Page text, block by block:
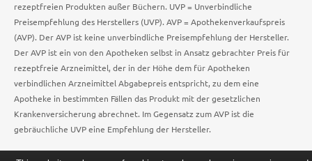
rezeptfreien Produkten außer Büchern. UVP = Unverbindliche
Preisempfehlung des Herstellers (UVP). AVP = Apothekenverkaufspreis
(AVP). Der AVP ist keine unverbindliche Preisempfehlung der Hersteller.
Der AVP ist ein von den Apotheken selbst in Ansatz gebrachter Preis für
rezeptfreie Arzneimittel, der in der Höhe dem für Apotheken
verbindlichen Arzneimittel Abgabepreis entspricht, zu dem eine
Apotheke in bestimmten Fällen das Produkt mit der gesetzlichen
Krankenversicherung abrechnet. Im Gegensatz zum AVP ist die
gebräuchliche UVP eine Empfehlung der Hersteller.